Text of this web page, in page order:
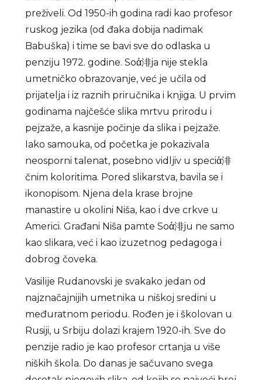
preživeli. Od 1950-ih godina radi kao profesor
ruskog jezika (od đaka dobija nadimak
Babuška) i time se bavi sve do odlaska u
penziju 1972. godine. Soἀ渄ja nije stekla
umetničko obrazovanje, već je učila od
prijatelja i iz raznih priručnika i knjiga. U prvim
godinama najčešće slika mrtvu prirodu i
pejzaže, a kasnije počinje da slika i pejzaže.
Iako samouka, od početka je pokazivala
neosporni talenat, posebno vidljiv u speciἀ渄
čnim koloritima. Pored slikarstva, bavila se i
ikonopisom. Njena dela krase brojne
manastire u okolini Niša, kao i dve crkve u
Americi. Građani Niša pamte Soἀ渄ju ne samo
kao slikara, već i kao izuzetnog pedagoga i
dobrog čoveka.
Vasilije Rudanovski je svakako jedan od
najznačajnijih umetnika u niškoj sredini u
međuratnom periodu. Rođen je i školovan u
Rusiji, u Srbiju dolazi krajem 1920-ih. Sve do
penzije radio je kao profesor crtanja u više
niških škola. Do danas je sačuvano svega